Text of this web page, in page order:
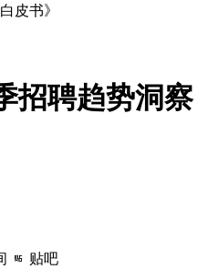
皮书》
招聘趋势洞察
贴吧